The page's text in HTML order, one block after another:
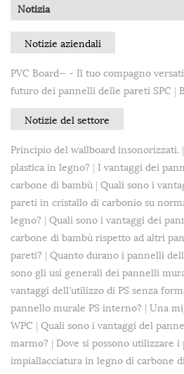
Notizia
Notizie aziendali
PVC Board— - Il tuo compagno
futuro dei pannelli delle pareti SPC |
Notizie del settore
Principio del wallboard insonorizzati. |
plastica in legno? | I vantaggi dei
carbone di bambù | Quali sono i
pareti in cristallo di carbonio su
legno? | Quali sono i vantaggi dei
carbone di bambù rispetto ad altri
pareti? | Quanto durano i pannelli
sono gli usi generali dei pannelli
vantaggi dell'utilizzo di PS senza
pannello murale PS interno? | Una
WPC | Quali sono i vantaggi del
marmo? | Dove si possono utilizzare
impiallacciatura in legno di carbone